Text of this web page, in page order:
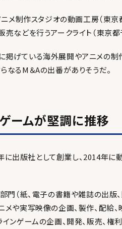
メ制作スタジオの動画工房（東
売などを行うアークライト（東京
げている海外展開やアニメの制
なるM＆Aの出番がありそうだ。
ゲームが堅調に推移
出版社として創業し、2014年に
門（紙、電子の書籍や雑誌の出版
メや実写映像の企画、製作、配給
インゲームの企画、開発、販売、